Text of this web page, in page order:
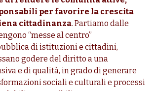
per favorire la crescita
cittadinanza. Partiamo dalle
“messe al centro”
di istituzioni e cittadini,
godere del diritto a una
e di qualità, in grado di generare
sociali e culturali e processi